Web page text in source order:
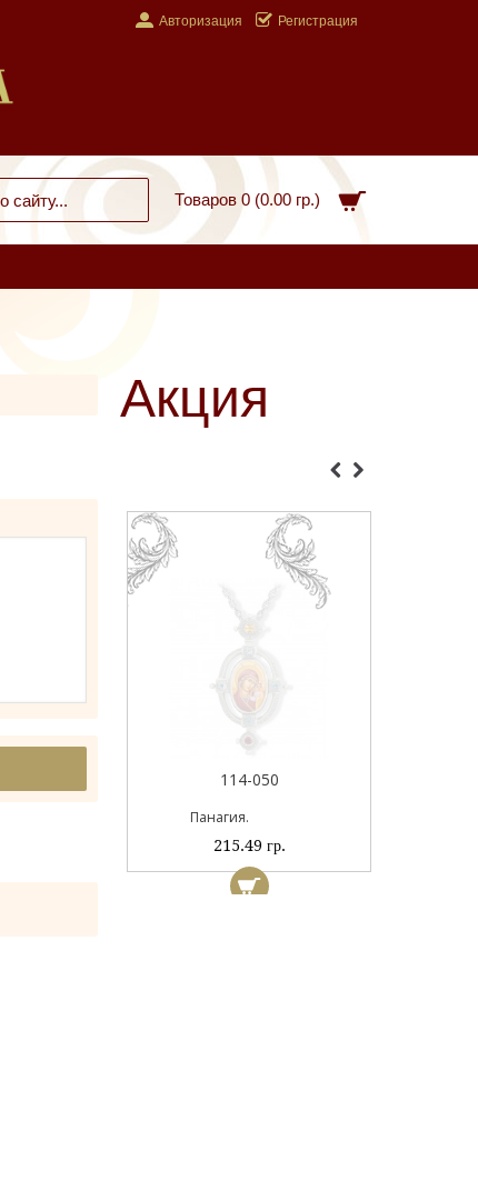
Авторизация Регистрация
Товаров 0 (0.00 гр.)
Акция
114-050
Панагия.
215.49 гр.